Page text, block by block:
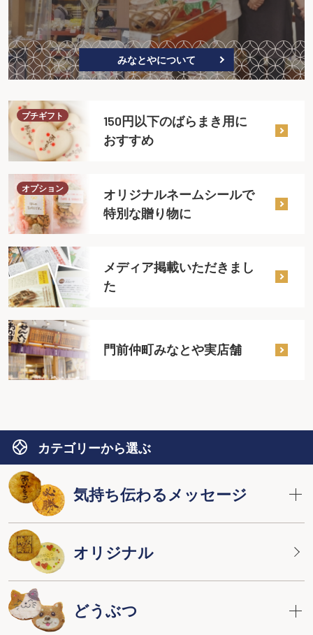
みなとやについて
プチギフト
150円以下のばらまき用に
おすすめ
オプション
オリジナルネームシールで
特別な贈り物に
メディア掲載いただきまし
た
門前仲町みなとや実店舗
カテゴリーから選ぶ
気持ち伝わるメッセージ
オリジナル
どうぶつ